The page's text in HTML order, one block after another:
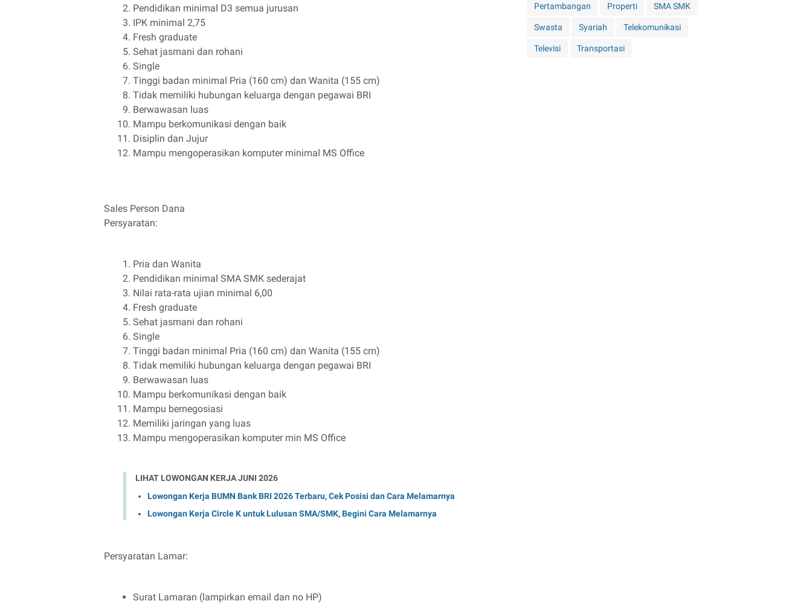
Pendidikan minimal D3 semua jurusan
IPK minimal 2,75
Fresh graduate
Sehat jasmani dan rohani
Single
Tinggi badan minimal Pria (160 cm) dan Wanita (155 cm)
Tidak memiliki hubungan keluarga dengan pegawai BRI
Berwawasan luas
Mampu berkomunikasi dengan baik
Disiplin dan Jujur
Mampu mengoperasikan komputer minimal MS Office
Sales Person Dana
Persyaratan:
Pria dan Wanita
Pendidikan minimal SMA SMK sederajat
Nilai rata-rata ujian minimal 6,00
Fresh graduate
Sehat jasmani dan rohani
Single
Tinggi badan minimal Pria (160 cm) dan Wanita (155 cm)
Tidak memiliki hubungan keluarga dengan pegawai BRI
Berwawasan luas
Mampu berkomunikasi dengan baik
Mampu bernegosiasi
Memiliki jaringan yang luas
Mampu mengoperasikan komputer min MS Office
LIHAT LOWONGAN KERJA JUNI 2026
Lowongan Kerja BUMN Bank BRI 2026 Terbaru, Cek Posisi dan Cara Melamarnya
Lowongan Kerja Circle K untuk Lulusan SMA/SMK, Begini Cara Melamarnya
Persyaratan Lamar:
Surat Lamaran (lampirkan email dan no HP)
Pertambangan Properti SMA SMK
Swasta Syariah Telekomunikasi
Televisi Transportasi